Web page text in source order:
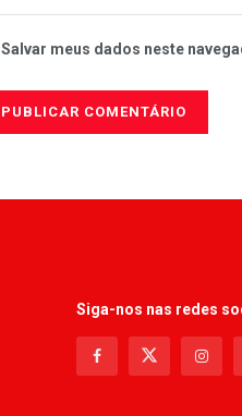
Salvar meus dados neste
Siga-nos nas redes